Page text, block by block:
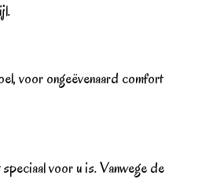
voor ongeëvenaard comfort
voor u is. Vanwege de